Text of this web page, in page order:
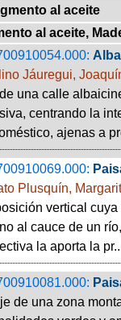
al aceite
al aceite,
Jáuregui,
una calle
centrando la
ajenas a
Plusquín,
vertical
al cauce de un
la aporta la
de una zona